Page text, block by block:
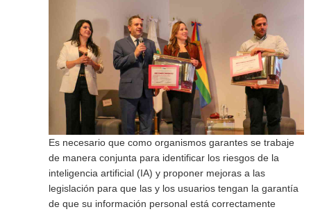
Es necesario que como organismos garantes se trabaje
de manera conjunta para identificar los riesgos de la
inteligencia artificial (IA) y proponer mejoras a las
legislación para que las y los usuarios tengan la garantía
de que su información personal está correctamente